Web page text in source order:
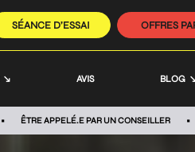
SÉANCE D’ESSAI OFFRES
AVIS BLOG
ÊTRE APPELÉ.E PAR UN CONSEILLER